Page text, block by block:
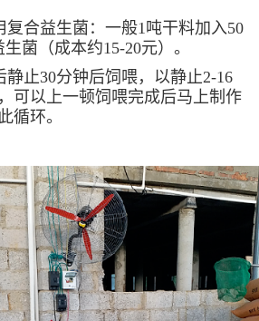
复合益生菌：一般1吨干料加入50
菌（成本约15-20元）。
静止30分钟后饲喂，以静止2-16
可以上一顿饲喂完成后马上制作
循环。